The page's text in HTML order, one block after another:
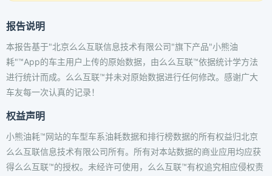
报告说明
本报告基于"北京么么互联信息技术有限公司"旗下产品"小熊油
耗"™App的车主用户上传的原始数据，由么么互联™依据统计学方法
进行统计而成。么么互联™并未对原始数据进行任何修改。感谢广大
车友每一次认真的记录！
权益声明
小熊油耗™网站的车型车系油耗数据和排行榜数据的所有权益归北京
么么互联信息技术有限公司所有。所有对本站数据的商业应用均应获
得么么互联™的授权。未经许可使用，么么互联™有权追究相应侵权责